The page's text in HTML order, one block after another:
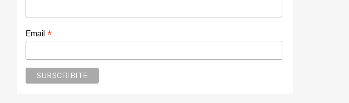
Email *